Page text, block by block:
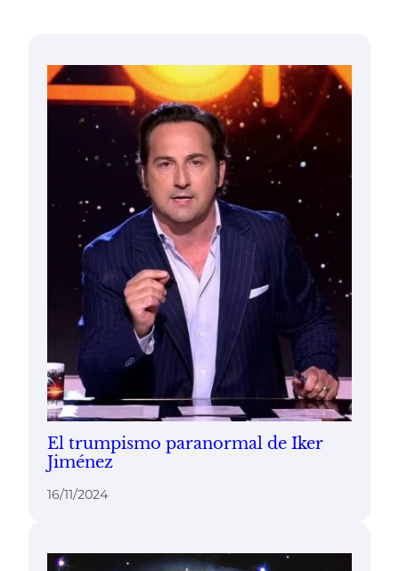
El trumpismo paranormal de Iker
Jiménez
16/11/2024